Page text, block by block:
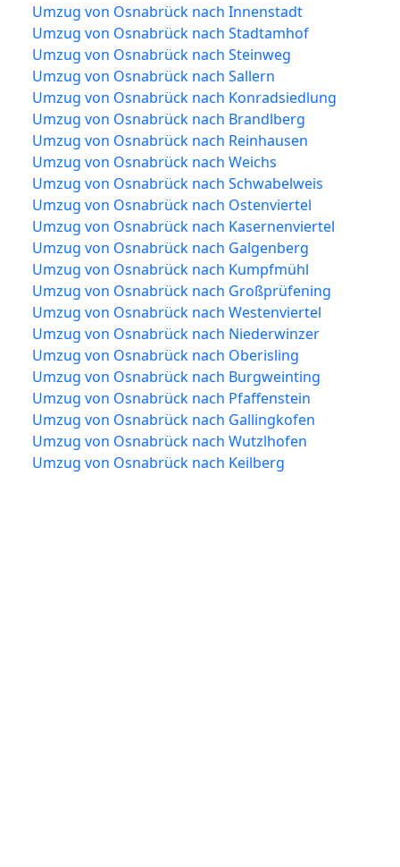
Umzug von Osnabrück nach Innenstadt
Umzug von Osnabrück nach Stadtamhof
Umzug von Osnabrück nach Steinweg
Umzug von Osnabrück nach Sallern
Umzug von Osnabrück nach Konradsiedlung
Umzug von Osnabrück nach Brandlberg
Umzug von Osnabrück nach Reinhausen
Umzug von Osnabrück nach Weichs
Umzug von Osnabrück nach Schwabelweis
Umzug von Osnabrück nach Ostenviertel
Umzug von Osnabrück nach Kasernenviertel
Umzug von Osnabrück nach Galgenberg
Umzug von Osnabrück nach Kumpfmühl
Umzug von Osnabrück nach Großprüfening
Umzug von Osnabrück nach Westenviertel
Umzug von Osnabrück nach Niederwinzer
Umzug von Osnabrück nach Oberisling
Umzug von Osnabrück nach Burgweinting
Umzug von Osnabrück nach Pfaffenstein
Umzug von Osnabrück nach Gallingkofen
Umzug von Osnabrück nach Wutzlhofen
Umzug von Osnabrück nach Keilberg